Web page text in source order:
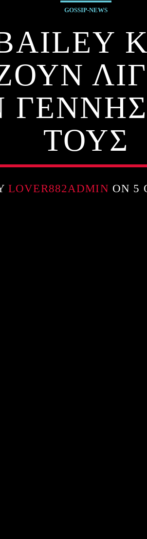
GOSSIP-NEWS
ΤΟΥΣ
LOVER882ADMIN ON 5